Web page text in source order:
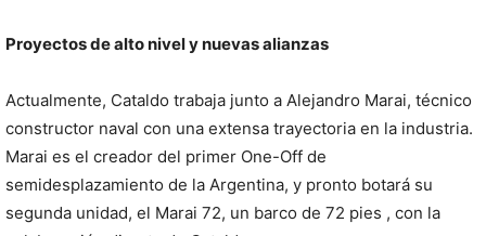
Proyectos de alto nivel y nuevas alianzas
Actualmente, Cataldo trabaja junto a Alejandro Marai, técnico
constructor naval con una extensa trayectoria en la industria.
Marai es el creador del primer One-Off de
semidesplazamiento de la Argentina, y pronto botará su
segunda unidad, el Marai 72, un barco de 72 pies , con la